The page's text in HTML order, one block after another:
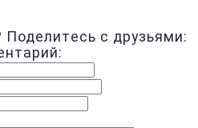
Поделитесь с друзьями: